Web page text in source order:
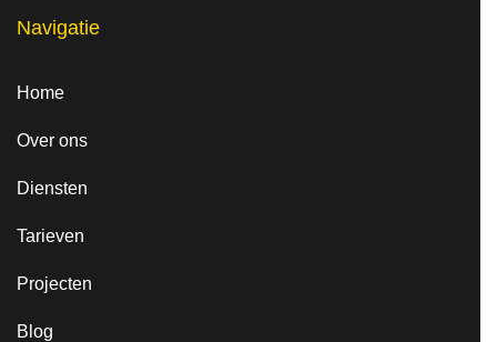
Navigatie
Home
Over ons
Diensten
Tarieven
Projecten
Blog